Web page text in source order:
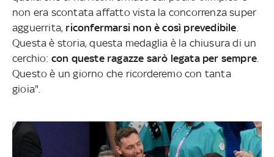
non era scontata affatto vista la concorrenza super
agguerrita, riconfermarsi non è così prevedibile
Questa è storia, questa medaglia è la chiusura di un
cerchio: con queste ragazze sarò legata per sempre
Questo è un giorno che ricorderemo con tanta
gioia".